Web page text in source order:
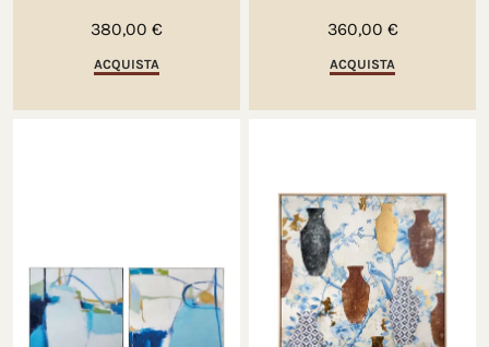
380,00 €
ACQUISTA
360,00 €
ACQUISTA